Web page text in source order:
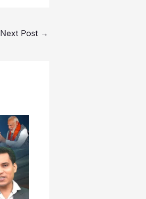
Next Post →